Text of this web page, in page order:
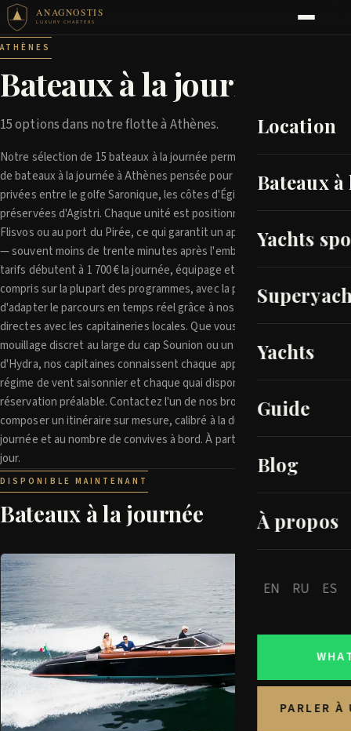
ANAGNOSTIS
LUXURY CHARTERS
Location
Bateaux
Yachts
Yachts
Guide
Blog
À propos
EN RU ES
PARLER À
ATHÈNES
Bateaux à la journée
15 options dans notre flotte à Athènes.
Notre sélection de 15 bateaux à la journée permet une location
de bateaux à la journée à Athènes pensée pour les sorties
privées entre le golfe Saronique, les côtes d'Égine et les criques
préservées d'Agistri. Chaque unité est positionnée à la marina de
Flisvos ou au port du Pirée, ce qui garantit un appareillage rapide
— souvent moins de trente minutes après l'embarquement. Les
tarifs débutent à 1 700 € la journée, équipage et carburant
compris sur la plupart des programmes, avec la possibilité
d'adapter le parcours en temps réel grâce à nos relations
directes avec les capitaineries locales. Que vous visiez un
mouillage discret au large du cap Sounion ou un déjeuner au port
d'Hydra, nos capitaines connaissent chaque approche, chaque
régime de vent saisonnier et chaque quai disponible sans
réservation préalable. Contactez l'un de nos brokers pour
composer un itinéraire sur mesure, calibré à la durée de votre
journée et au nombre de convives à bord. À partir de €1 700 par
jour.
DISPONIBLE MAINTENANT
Bateaux à la journée